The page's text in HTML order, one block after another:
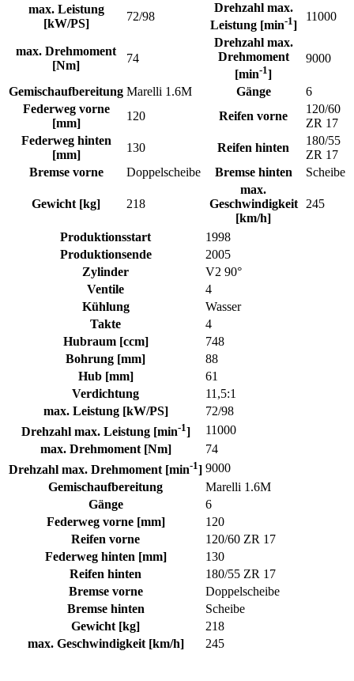
max. Leistung
[kW/PS]
72/98
Drehzahl max.
Leistung [min-1]
11000
max. Drehmoment
[Nm]
74
Drehzahl max.
Drehmoment
[min-1]
9000
Gemischaufbereitung Marelli 1.6M Gänge
6
Federweg vorne
[mm]
120 Reifen vorne
120/60
ZR 17
Federweg hinten
[mm]
130 Reifen hinten
180/55
ZR 17
Bremse vorne
Doppelscheibe Bremse hinten Scheibe
Gewicht [kg] 218
max.
Geschwindigkeit
[km/h]
245
Produktionsstart
1998
Produktionsende
2005
Zylinder
V2 90°
Ventile
4
Kühlung
Wasser
Takte
4
Hubraum [ccm]
748
Bohrung [mm]
88
Hub [mm]
61
Verdichtung
11,5:1
max. Leistung [kW/PS]
72/98
Drehzahl max. Leistung [min-1]
11000
max. Drehmoment [Nm]
74
Drehzahl max. Drehmoment [min-1] 9000
Gemischaufbereitung
Marelli 1.6M
Gänge
6
Federweg vorne [mm]
120
Reifen vorne
120/60 ZR 17
Federweg hinten [mm]
130
Reifen hinten
180/55 ZR 17
Bremse vorne
Doppelscheibe
Bremse hinten
Scheibe
Gewicht [kg]
218
max. Geschwindigkeit [km/h]
245